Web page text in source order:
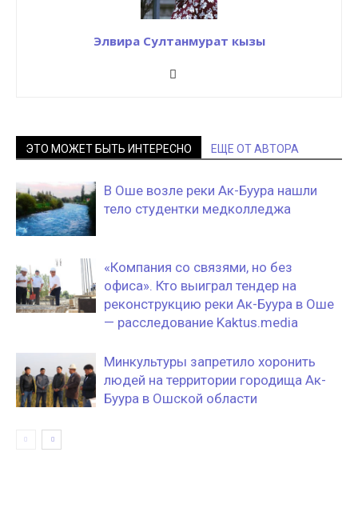
Элвира Султанмурат кызы
ЭТО МОЖЕТ БЫТЬ ИНТЕРЕСНО ЕЩЕ ОТ АВТОРА
В Оше возле реки Ак-Буура нашли
тело студентки медколледжа
«Компания со связями, но без
офиса». Кто выиграл тендер на
реконструкцию реки Ак-Буура в Оше
— расследование Kaktus.media
Минкультуры запретило хоронить
людей на территории городища Ак-
Буура в Ошской области